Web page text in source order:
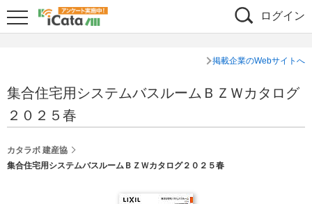
ログイン
掲載企業のWebサイトへ
集合住宅用システムバスルームＢＺＷカタログ
２０２５春
カタラボ 建産協
集合住宅用システムバスルームＢＺＷカタログ２０２５春